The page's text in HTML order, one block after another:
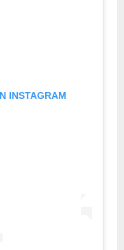
INSTAGRAM